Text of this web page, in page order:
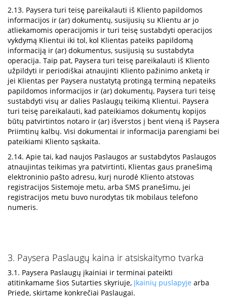
2.13. Paysera turi teisę pareikalauti iš Kliento papildomos
informacijos ir (ar) dokumentų, susijusių su Klientu ar jo
atliekamomis operacijomis ir turi teisę sustabdyti operacijos
vykdymą Klientui iki tol, kol Klientas pateiks papildomą
informaciją ir (ar) dokumentus, susijusią su sustabdyta
operacija. Taip pat, Paysera turi teisę pareikalauti iš Kliento
užpildyti ir periodiškai atnaujinti Kliento pažinimo anketą ir
jei Klientas per Paysera nustatytą protingą terminą nepateiks
papildomos informacijos ir (ar) dokumentų, Paysera turi teisę
sustabdyti visų ar dalies Paslaugų teikimą Klientui. Paysera
turi teisę pareikalauti, kad pateikiamos dokumentų kopijos
būtų patvirtintos notaro ir (ar) išverstos į bent vieną iš Paysera
Priimtinų kalbų. Visi dokumentai ir informacija parengiami bei
pateikiami Kliento sąskaita.
2.14. Apie tai, kad naujos Paslaugos ar sustabdytos Paslaugos
atnaujintas teikimas yra patvirtinti, Klientas gaus pranešimą
elektroninio pašto adresu, kurį nurodė Kliento atstovas
registracijos Sistemoje metu, arba SMS pranešimu, jei
registracijos metu buvo nurodytas tik mobilaus telefono
numeris.
3. Paysera Paslaugų kaina ir atsiskaitymo tvarka
3.1. Paysera Paslaugų įkainiai ir terminai pateikti
atitinkamame šios Sutarties skyriuje, Įkainių puslapyje arba
Priede, skirtame konkrečiai Paslaugai.